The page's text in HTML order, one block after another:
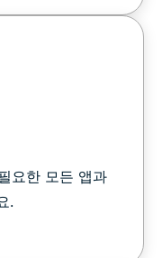
요한 모든 앱과
.